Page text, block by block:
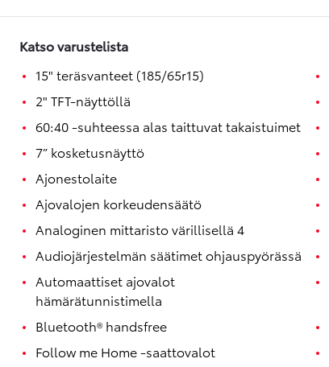
Katso varustelista
15" teräsvanteet (185/65r15)
2" TFT-näyttöllä
60:40 -suhteessa alas taittuvat takaistuimet
7” kosketusnäyttö
Ajonestolaite
Ajovalojen korkeudensäätö
Analoginen mittaristo värillisellä 4
Audiojärjestelmän säätimet ohjauspyörässä
Automaattiset ajovalot
hämärätunnistimella
Bluetooth® handsfree
Follow me Home -saattovalot